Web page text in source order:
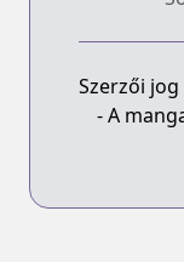
Szerzői
- A